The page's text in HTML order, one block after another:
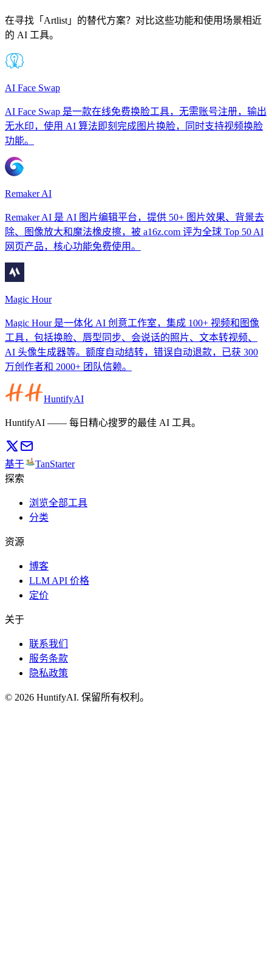
在寻找「Artlist」的替代方案？对比这些功能和使用场景相近
的 AI 工具。
AI Face Swap
AI Face Swap 是一款在线免费换脸工具，无需账号注册，输出
无水印，使用 AI 算法即刻完成图片换脸，同时支持视频换脸
功能。
Remaker AI
Remaker AI 是 AI 图片编辑平台，提供 50+ 图片效果、背景去
除、图像放大和魔法橡皮擦，被 a16z.com 评为全球 Top 50 AI
网页产品，核心功能免费使用。
Magic Hour
Magic Hour 是一体化 AI 创意工作室，集成 100+ 视频和图像
工具，包括换脸、唇型同步、会说话的照片、文本转视频、
AI 头像生成器等。额度自动结转，错误自动退款，已获 300
万创作者和 2000+ 团队信赖。
HuntifyAI
HuntifyAI —— 每日精心搜罗的最佳 AI 工具。
基于
TanStarter
探索
浏览全部工具
分类
资源
博客
LLM API 价格
定价
关于
联系我们
服务条款
隐私政策
© 2026 HuntifyAI. 保留所有权利。